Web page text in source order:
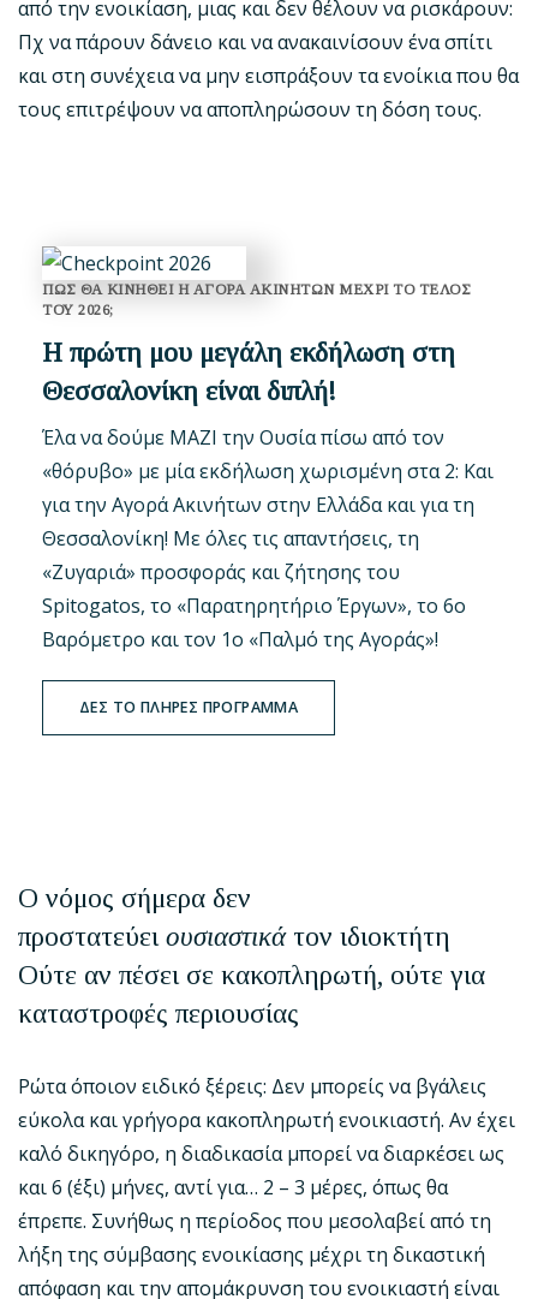
από την ενοικίαση, μιας και δεν θέλουν να ρισκάρουν:
Πχ να πάρουν δάνειο και να ανακαινίσουν ένα σπίτι
και στη συνέχεια να μην εισπράξουν τα ενοίκια που θα
τους επιτρέψουν να αποπληρώσουν τη δόση τους.
ΠΩΣ ΘΑ ΚΙΝΗΘΕΙ Η ΑΓΟΡΑ ΑΚΙΝΗΤΩΝ ΜΕΧΡΙ ΤΟ ΤΕΛΟΣ
ΤΟΥ 2026;
Η πρώτη μου μεγάλη εκδήλωση στη
Θεσσαλονίκη είναι διπλή!
Έλα να δούμε ΜΑΖΙ την Ουσία πίσω από τον
«θόρυβο» με μία εκδήλωση χωρισμένη στα 2: Και
για την Αγορά Ακινήτων στην Ελλάδα και για τη
Θεσσαλονίκη! Με όλες τις απαντήσεις, τη
«Ζυγαριά» προσφοράς και ζήτησης του
Spitogatos, το «Παρατηρητήριο Έργων», το 6ο
Βαρόμετρο και τον 1ο «Παλμό της Αγοράς»!
ΔΕΣ ΤΟ ΠΛΗΡΕΣ ΠΡΟΓΡΑΜΜΑ
Ο νόμος σήμερα δεν
προστατεύει ουσιαστικάτον ιδιοκτήτη
Ούτε αν πέσει σε κακοπληρωτή, ούτε για
καταστροφές περιουσίας
Ρώτα όποιον ειδικό ξέρεις: Δεν μπορείς να βγάλεις
εύκολα και γρήγορα κακοπληρωτή ενοικιαστή. Αν έχει
καλό δικηγόρο, η διαδικασία μπορεί να διαρκέσει ως
και 6 (έξι) μήνες, αντί για… 2 – 3 μέρες, όπως θα
έπρεπε. Συνήθως η περίοδος που μεσολαβεί από τη
λήξη της σύμβασης ενοικίασης μέχρι τη δικαστική
απόφαση και την απομάκρυνση του ενοικιαστή είναι